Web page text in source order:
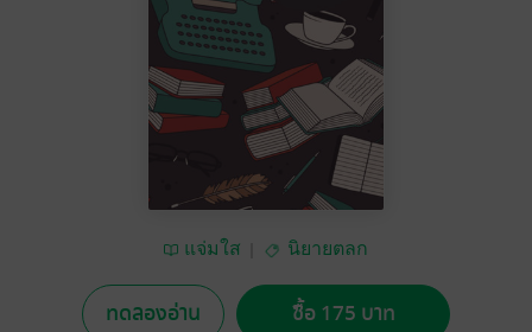
แจ่มใส นิยายตลก
ทดลองอ่าน ซื้อ 175 บาท